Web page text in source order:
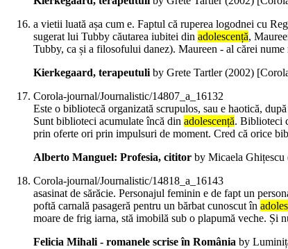
a vietii luată așa cum e. Faptul că ruperea logodnei cu
sugerat lui Tubby căutarea iubitei din adolescență,
Tubby, ca și a filosofului danez). Maureen - al cărei
Kierkegaard, terapeutuliby Grete Tartler (2002)
Corola-journal/Journalistic/14807_a_16132
Este o bibliotecă organizată scrupulos, sau e haotică,
Sunt biblioteci acumulate încă din adolescență. Biblioteci
prin oferte ori prin impulsuri de moment. Cred că orice
Alberto Manguel: Profesia, cititor by Micaela Ghițescu
Corola-journal/Journalistic/14818_a_16143
asasinat de sărăcie. Personajul feminin e de fapt un
poftă carnală pasageră pentru un bărbat cunoscut în
moare de frig iarna, stă imobilă sub o plapumă veche. Și
Felicia Mihali - romanele scrise în România by